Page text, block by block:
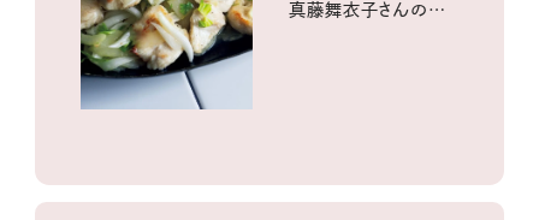
真藤舞衣子さんの発